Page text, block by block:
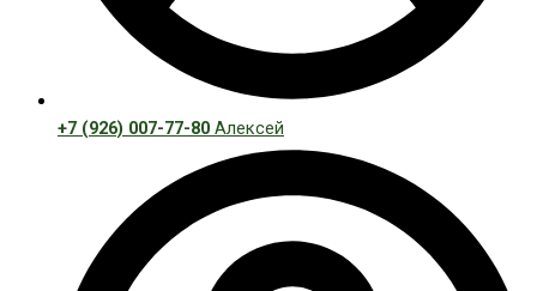
+7 (926) 007-77-80 Алексей